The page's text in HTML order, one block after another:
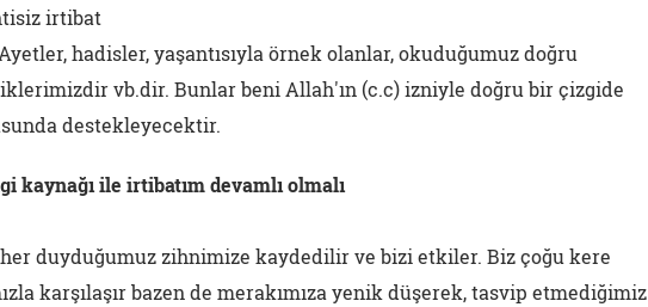
irtibat
hadisler, yaşantısıyla örnek olanlar, okuduğumuz doğru
vb.dir. Bunlar beni Allah'ın (c.c) izniyle doğru bir çizgide
destekleyecektir.
kaynağı ile irtibatım devamlı olmalı
duyduğumuz zihnimize kaydedilir ve bizi etkiler. Biz çoğu kere
karşılaşır bazen de merakımıza yenik düşerek, tasvip etmediğimiz